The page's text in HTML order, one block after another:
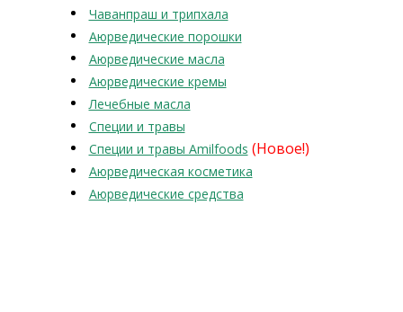
Чаванпраш и трипхала
Аюрведические порошки
Аюрведические масла
Аюрведические кремы
Лечебные масла
Специи и травы
Специи и травы Amilfoods (Новое!)
Аюрведическая косметика
Аюрведические средства